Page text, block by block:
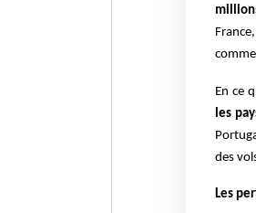
En ce
les
des
Les